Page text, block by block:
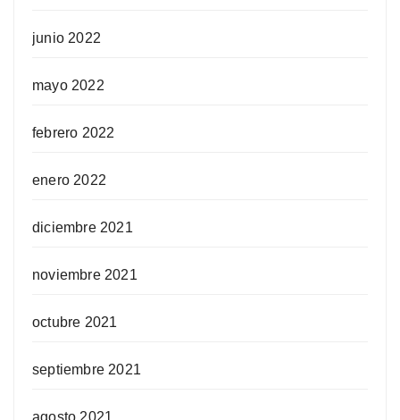
junio 2022
mayo 2022
febrero 2022
enero 2022
diciembre 2021
noviembre 2021
octubre 2021
septiembre 2021
agosto 2021